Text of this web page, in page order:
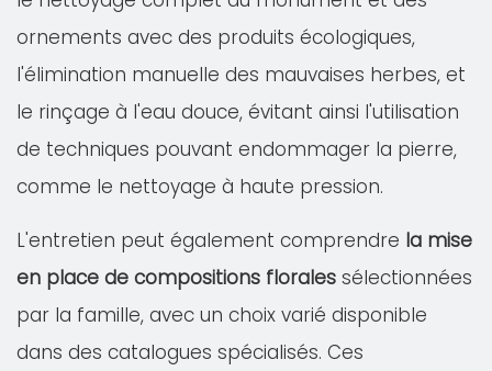
ornements avec des produits écologiques,
l'élimination manuelle des mauvaises herbes, et
le rinçage à l'eau douce, évitant ainsi l'utilisation
de techniques pouvant endommager la pierre,
comme le nettoyage à haute pression.
L'entretien peut également comprendre la mise
en place de compositions florales sélectionnées
par la famille, avec un choix varié disponible
dans des catalogues spécialisés. Ces